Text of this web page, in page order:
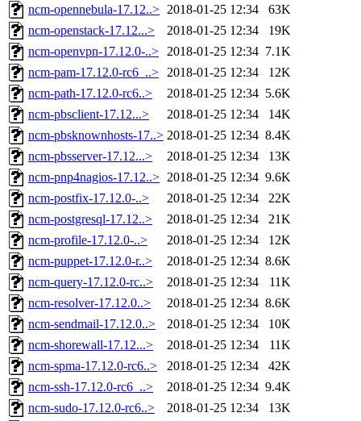
ncm-opennebula-17.12..> 2018-01-25 12:34
63K
ncm-openstack-17.12...>
2018-01-25 12:34
19K
ncm-openvpn-17.12.0-..> 2018-01-25 12:34 7.1K
ncm-pam-17.12.0-rc6_..> 2018-01-25 12:34
12K
ncm-path-17.12.0-rc6..>
2018-01-25 12:34 5.6K
ncm-pbsclient-17.12...>
2018-01-25 12:34
14K
ncm-pbsknownhosts-17..> 2018-01-25 12:34 8.4K
ncm-pbsserver-17.12...>
2018-01-25 12:34
13K
ncm-pnp4nagios-17.12..> 2018-01-25 12:34 9.6K
ncm-postfix-17.12.0-..>
2018-01-25 12:34
22K
ncm-postgresql-17.12..>
2018-01-25 12:34
21K
ncm-profile-17.12.0-..>
2018-01-25 12:34
12K
ncm-puppet-17.12.0-r..>
2018-01-25 12:34 8.6K
ncm-query-17.12.0-rc..>
2018-01-25 12:34
11K
ncm-resolver-17.12.0..>
2018-01-25 12:34 8.6K
ncm-sendmail-17.12.0..>
2018-01-25 12:34
10K
ncm-shorewall-17.12...>
2018-01-25 12:34
11K
ncm-spma-17.12.0-rc6..>
2018-01-25 12:34
42K
ncm-ssh-17.12.0-rc6_..>
2018-01-25 12:34 9.4K
ncm-sudo-17.12.0-rc6..>
2018-01-25 12:34
13K